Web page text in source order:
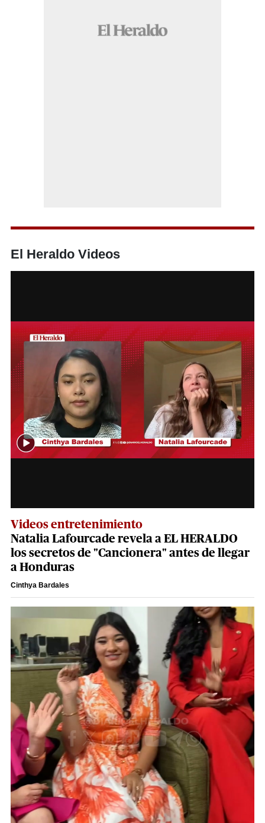
El Heraldo Videos
Videos entretenimiento
Natalia Lafourcade revela a EL HERALDO
los secretos de "Cancionera" antes de llegar
a Honduras
Cinthya Bardales